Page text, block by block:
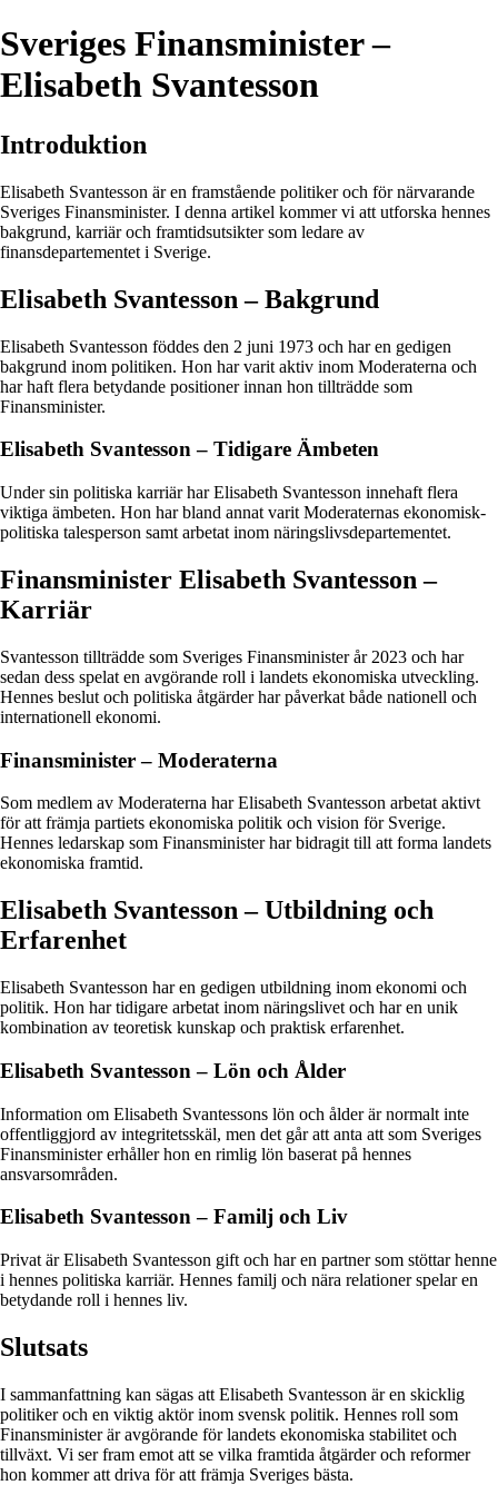
Sveriges Finansminister –
Elisabeth Svantesson
Introduktion
Elisabeth Svantesson är en framstående politiker och för närvarande
Sveriges Finansminister. I denna artikel kommer vi att utforska hennes
bakgrund, karriär och framtidsutsikter som ledare av
finansdepartementet i Sverige.
Elisabeth Svantesson – Bakgrund
Elisabeth Svantesson föddes den 2 juni 1973 och har en gedigen
bakgrund inom politiken. Hon har varit aktiv inom Moderaterna och
har haft flera betydande positioner innan hon tillträdde som
Finansminister.
Elisabeth Svantesson – Tidigare Ämbeten
Under sin politiska karriär har Elisabeth Svantesson innehaft flera
viktiga ämbeten. Hon har bland annat varit Moderaternas ekonomisk-
politiska talesperson samt arbetat inom näringslivsdepartementet.
Finansminister Elisabeth Svantesson –
Karriär
Svantesson tillträdde som Sveriges Finansminister år 2023 och har
sedan dess spelat en avgörande roll i landets ekonomiska utveckling.
Hennes beslut och politiska åtgärder har påverkat både nationell och
internationell ekonomi.
Finansminister – Moderaterna
Som medlem av Moderaterna har Elisabeth Svantesson arbetat aktivt
för att främja partiets ekonomiska politik och vision för Sverige.
Hennes ledarskap som Finansminister har bidragit till att forma landets
ekonomiska framtid.
Elisabeth Svantesson – Utbildning och
Erfarenhet
Elisabeth Svantesson har en gedigen utbildning inom ekonomi och
politik. Hon har tidigare arbetat inom näringslivet och har en unik
kombination av teoretisk kunskap och praktisk erfarenhet.
Elisabeth Svantesson – Lön och Ålder
Information om Elisabeth Svantessons lön och ålder är normalt inte
offentliggjord av integritetsskäl, men det går att anta att som Sveriges
Finansminister erhåller hon en rimlig lön baserat på hennes
ansvarsområden.
Elisabeth Svantesson – Familj och Liv
Privat är Elisabeth Svantesson gift och har en partner som stöttar henne
i hennes politiska karriär. Hennes familj och nära relationer spelar en
betydande roll i hennes liv.
Slutsats
I sammanfattning kan sägas att Elisabeth Svantesson är en skicklig
politiker och en viktig aktör inom svensk politik. Hennes roll som
Finansminister är avgörande för landets ekonomiska stabilitet och
tillväxt. Vi ser fram emot att se vilka framtida åtgärder och reformer
hon kommer att driva för att främja Sveriges bästa.